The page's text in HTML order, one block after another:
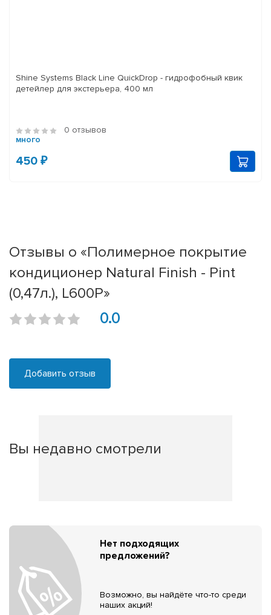
Shine Systems Black Line QuickDrop - гидрофобный квик
детейлер для экстерьера, 400 мл
0 отзывов
много
450 ₽
Отзывы о «Полимерное покрытие
кондиционер Natural Finish - Pint
(0,47л.), L600P»
0.0
Добавить отзыв
Вы недавно смотрели
Нет подходящих
предложений?
Возможно, вы найдёте что-то среди
наших акций!